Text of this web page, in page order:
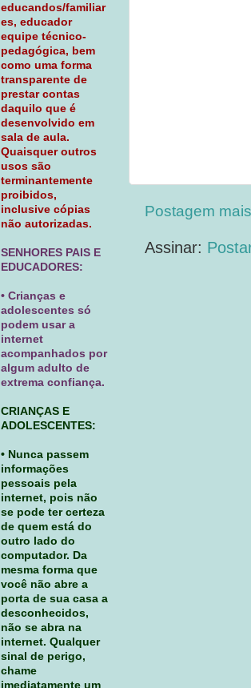
Postagem
Assinar:
educandos/familiar
es, educador
equipe técnico-
pedagógica, bem
como uma forma
transparente de
prestar contas
daquilo que é
desenvolvido em
sala de aula.
Quaisquer outros
usos são
terminantemente
proibidos,
inclusive cópias
não autorizadas.
SENHORES PAIS E
EDUCADORES:
• Crianças e
adolescentes só
podem usar a
internet
acompanhados por
algum adulto de
extrema confiança.
CRIANÇAS E
ADOLESCENTES:
• Nunca passem
informações
pessoais pela
internet, pois não
se pode ter certeza
de quem está do
outro lado do
computador. Da
mesma forma que
você não abre a
porta de sua casa a
desconhecidos,
não se abra na
internet. Qualquer
sinal de perigo,
chame
imediatamente um